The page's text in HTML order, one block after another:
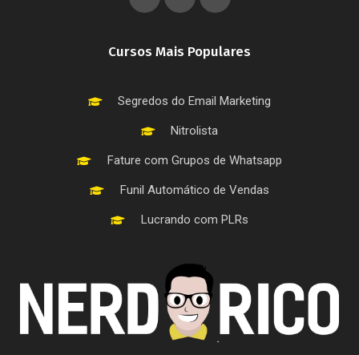
Cursos Mais Populares
Segredos do Email Marketing
Nitrolista
Fature com Grupos de Whatsapp
Funil Automático de Vendas
Lucrando com PLRs